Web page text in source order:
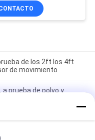
de los 2ft los 4ft
de movimiento
a prueba de polvo y
los ambientes